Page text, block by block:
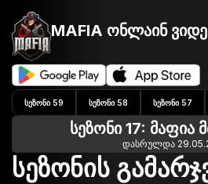
MAFIA ონლაინ
ᲡᲔᲖᲝᲜᲘ 59 ᲡᲔᲖᲝᲜᲘ 58 ᲡᲔᲖᲝᲜᲘ 57
სეზონი 17: მაფია
დასრულდა
სეზონის